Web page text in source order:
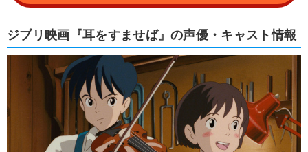
ジブリ映画『耳をすませば』の声優・キャスト情報